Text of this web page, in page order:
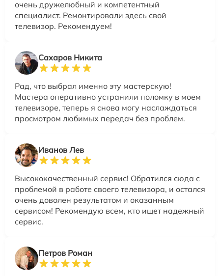
очень дружелюбный и компетентный
специалист. Ремонтировали здесь свой
телевизор. Рекомендуем!
Сахаров Никита
Рад, что выбрал именно эту мастерскую!
Мастера оперативно устранили поломку в моем
телевизоре, теперь я снова могу наслаждаться
просмотром любимых передач без проблем.
Иванов Лев
Высококачественный сервис! Обратился сюда с
проблемой в работе своего телевизора, и остался
очень доволен результатом и оказанным
сервисом! Рекомендую всем, кто ищет надежный
сервис.
Петров Роман